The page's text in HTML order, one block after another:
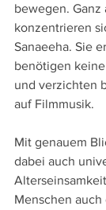
bewegen.
konzentrieren
Sanaeeha. Sie
benötigen
und verzichten
auf Filmmusik.
Mit genauem
dabei auch
Menschen